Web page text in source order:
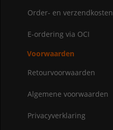
Order- en verzendkosten
E-ordering via OCI
Voorwaarden
Retourvoorwaarden
Algemene voorwaarden
Privacyverklaring